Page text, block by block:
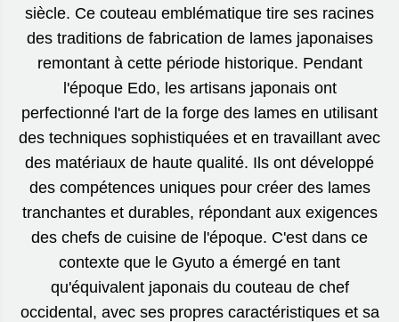
siècle. Ce couteau emblématique tire ses racines
des traditions de fabrication de lames japonaises
remontant à cette période historique. Pendant
l'époque Edo, les artisans japonais ont
perfectionné l'art de la forge des lames en utilisant
des techniques sophistiquées et en travaillant avec
des matériaux de haute qualité. Ils ont développé
des compétences uniques pour créer des lames
tranchantes et durables, répondant aux exigences
des chefs de cuisine de l'époque. C'est dans ce
contexte que le Gyuto a émergé en tant
qu'équivalent japonais du couteau de chef
occidental, avec ses propres caractéristiques et sa